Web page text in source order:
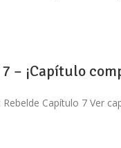
– ¡Capítulo
Capítulo 7 Ver